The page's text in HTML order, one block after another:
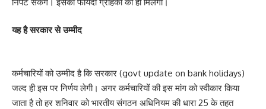
यह है सरकार से उम्मीद
कर्मचारियों को उम्मीद है कि सरकार (govt update on bank holidays)
जल्द ही इस पर निर्णय लेगी। अगर कर्मचारियों की इस मांग को स्वीकार किया
जाता है तो हर शनिवार को भारतीय संगठन अधिनियम की धारा 25 के तहत